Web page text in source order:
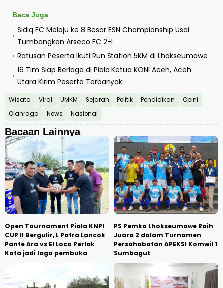
Baca Juga
›
Sidiq FC Melaju ke 8 Besar BSN Championship Usai
Tumbangkan Arseco FC 2-1
› Ratusan Peserta Ikuti Run Station 5KM di Lhokseumawe
›
16 Tim Siap Berlaga di Piala Ketua KONI Aceh, Aceh
Utara Kirim Peserta Terbanyak
Wisata Viral UMKM Sejarah Politik Pendidikan
Opini
Olahraga
News Nasional
Bacaan Lainnya
Open Tournament Piala KNPI
CUP II Bergulir, L Patra Lancok
Pante Ara vs El Loco Perlak
Kota jadi laga pembuka
PS Pemko Lhokseumawe Raih
Juara 2 dalam Turnamen
Persahabatan APEKSI Komwil 1
Sumbagut